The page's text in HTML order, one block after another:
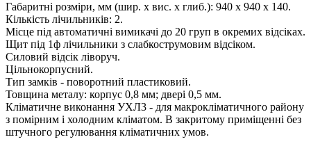
Габаритні розміри, мм (шир. х вис. х глиб.): 940 х 940 х 140.
Кількість лічильників: 2.
Місце під автоматичні вимикачі до 20 груп в окремих відсіках.
Щит під 1ф лічильники з слабкострумовим відсіком.
Силовий відсік ліворуч.
Цільнокорпусний.
Тип замків - поворотний пластиковий.
Товщина металу: корпус 0,8 мм; двері 0,5 мм.
Кліматичне виконання УХЛ3 - для макрокліматичного району
з помірним і холодним кліматом. В закритому приміщенні без
штучного регулювання кліматичних умов.